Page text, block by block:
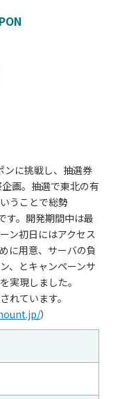
に挑戦し、抽選券
画。抽選で東北の有
うことで総勢
す。開発期間中は最
ン初日にはアクセス
に用意、サーバの負
、とキャンペーンサ
実現しました。
れています。
）